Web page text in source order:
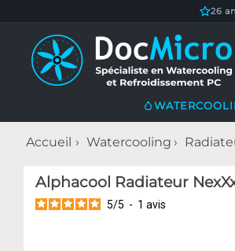
26
Accueil Watercooling
Alphacool Radiateur
5/5 - 1 avis